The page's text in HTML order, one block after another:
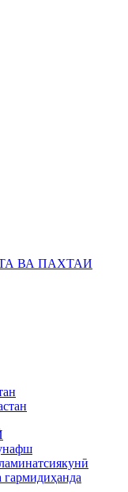
ВА ПАХТАИ
гармидиҳанда